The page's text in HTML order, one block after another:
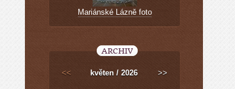
Mariánské Lázně foto
ARCHIV
<< květen / 2026 >>